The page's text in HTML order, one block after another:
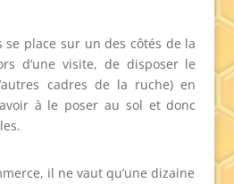
se place sur un des côtés de la
d’une visite, de disposer le
cadres de la ruche) en
à le poser au sol et donc
il ne vaut qu’une dizaine